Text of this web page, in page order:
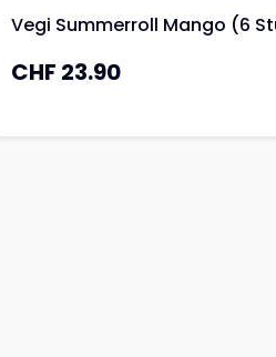
Vegi Summerroll Mango (6
CHF 23.90